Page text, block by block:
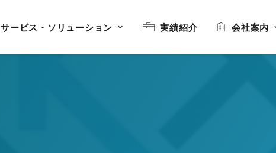
サービス・ソリューション 実績紹介 会社案内